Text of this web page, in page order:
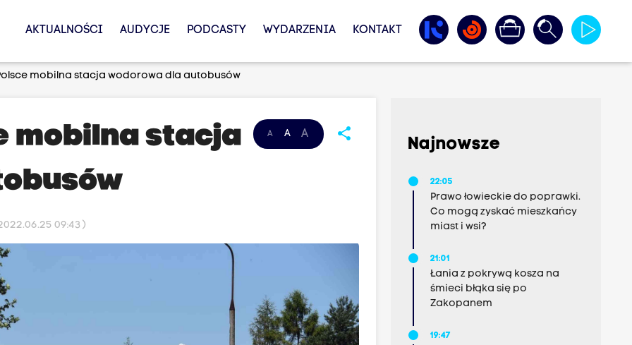
AKTUALNOŚCI AUDYCJE PODCASTY WYDARZENIA KONTAKT
mobilna stacja wodorowa dla autobusów
A A A share
mobilna stacja
09:43 )
Najnowsze
22:05
Prawo łowieckie do poprawki.
Co mogą zyskać mieszkańcy
miast i wsi?
21:01
Łania z pokrywą kosza na
śmieci błąka się po
Zakopanem
19:47